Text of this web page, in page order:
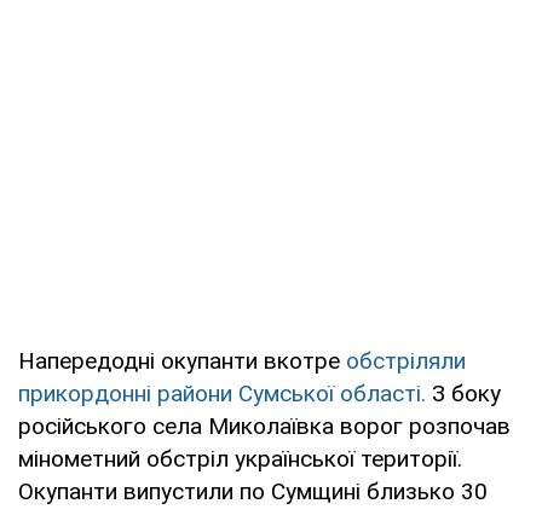
Напередодні окупанти вкотре обстріляли
прикордонні райони Сумської області. З боку
російського села Миколаївка ворог розпочав
мінометний обстріл української території.
Окупанти випустили по Сумщині близько 30